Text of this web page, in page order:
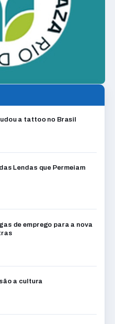
a tattoo no Brasil
Lendas que Permeiam
de emprego para a nova
a cultura